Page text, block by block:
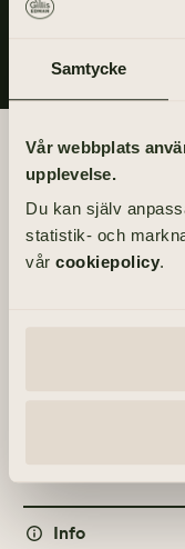
Samtycke
Vår webbplats
upplevelse.
Du kan själv
statistik- och
vår cookiepolicy.
BEGRAVNING
Tisdag 4 maj 2021
kl 14.00
Info